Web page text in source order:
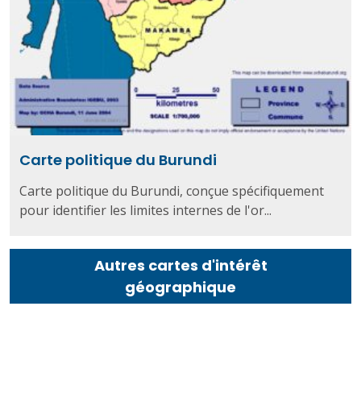
Carte politique du Burundi
Carte politique du Burundi, conçue spécifiquement
pour identifier les limites internes de l'or...
Autres cartes d'intérêt
géographique